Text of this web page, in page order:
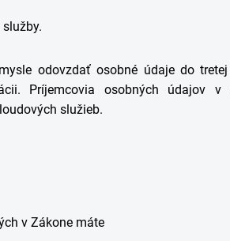
odovzdať osobné údaje do
Príjemcovia osobných údajov
služieb.
v Zákone máte